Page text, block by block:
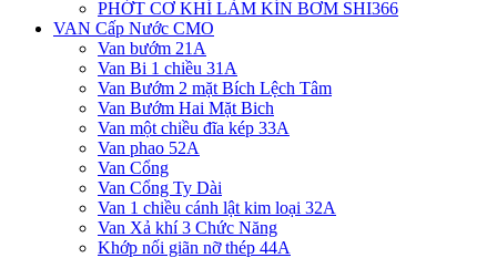
PHỚT CƠ KHÍ LÀM KÍN BƠM SHI366
VAN Cấp Nước CMO
Van bướm 21A
Van Bi 1 chiều 31A
Van Bướm 2 mặt Bích Lệch Tâm
Van Bướm Hai Mặt Bich
Van một chiều đĩa kép 33A
Van phao 52A
Van Cổng
Van Cổng Ty Dài
Van 1 chiều cánh lật kim loại 32A
Van Xả khí 3 Chức Năng
Khớp nối giãn nỡ thép 44A